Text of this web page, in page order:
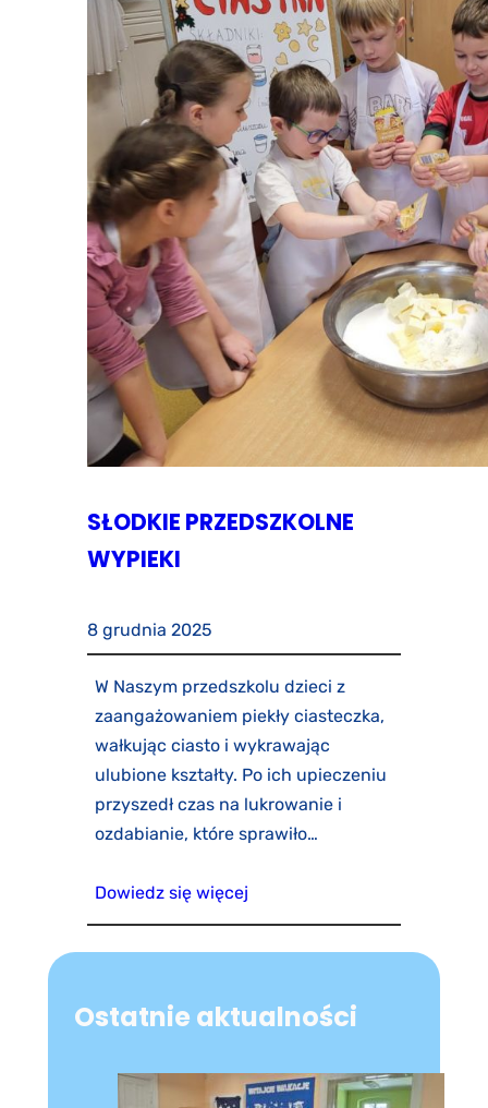
SŁODKIE PRZEDSZKOLNE
WYPIEKI
8 grudnia 2025
W Naszym przedszkolu dzieci z
zaangażowaniem piekły ciasteczka,
wałkując ciasto i wykrawając
ulubione kształty. Po ich upieczeniu
przyszedł czas na lukrowanie i
ozdabianie, które sprawiło…
Dowiedz się więcej
Ostatnie aktualności